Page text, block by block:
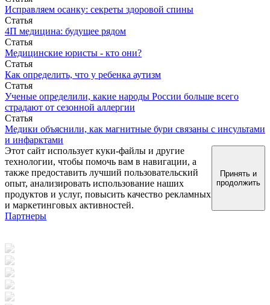
Исправляем осанку: секреты здоровой спины
Статья
4П медицина: будущее рядом
Статья
Медицинские юристы - кто они?
Статья
Как определить, что у ребенка аутизм
Статья
Ученые определили, какие народы России больше всего
страдают от сезонной аллергии
Статья
Медики объяснили, как магнитные бури связаны с инсультами
и инфарктами
Этот сайт использует куки-файлы и другие
технологии, чтобы помочь вам в навигации, а
также предоставить лучший пользовательский
опыт, анализировать использование наших
продуктов и услуг, повысить качество рекламных
и маркетинговых активностей.
Принять и
продолжить
Партнеры